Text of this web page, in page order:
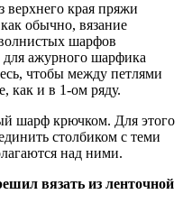
верхнего края пряжи
обычно, вязание
шарфов
ажурного шарфика
чтобы между петлями
как и в 1-ом ряду.
шарф крючком. Для этого
столбиком с теми
над ними.
вязать из ленточной